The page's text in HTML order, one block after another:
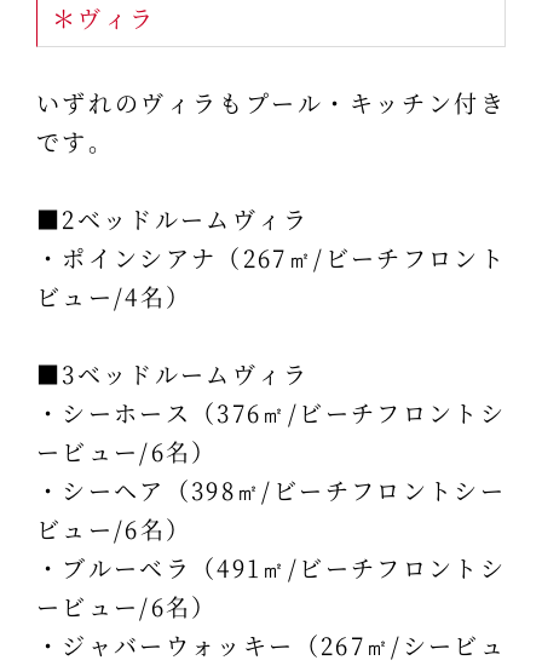
＊ヴィラ
いずれのヴィラもプール・キッチン付き
です。
■2ベッドルームヴィラ
・ポインシアナ（267㎡/ビーチフロント
ビュー/4名）
■3ベッドルームヴィラ
・シーホース（376㎡/ビーチフロントシ
ービュー/6名）
・シーヘア（398㎡/ビーチフロントシー
ビュー/6名）
・ブルーベラ（491㎡/ビーチフロントシ
ービュー/6名）
・ジャバーウォッキー（267㎡/シービュ